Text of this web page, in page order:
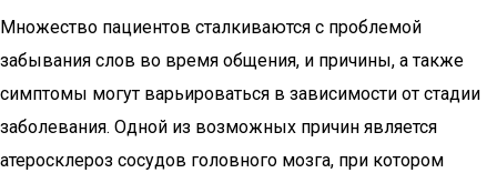
Множество пациентов сталкиваются с проблемой
забывания слов во время общения, и причины, а также
симптомы могут варьироваться в зависимости от стадии
заболевания. Одной из возможных причин является
атеросклероз сосудов головного мозга, при котором